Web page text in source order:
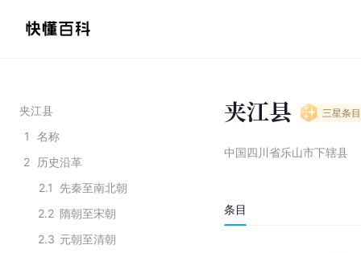
夹江县
1
名称
2
历史沿革
2.1
先秦至南北朝
2.2 隋朝至宋朝
2.3 元朝至清朝
夹江县 三星条目
中国四川省乐山市下辖县
条目